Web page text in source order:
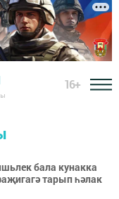
16+
бала кунакка
тарып һәлак